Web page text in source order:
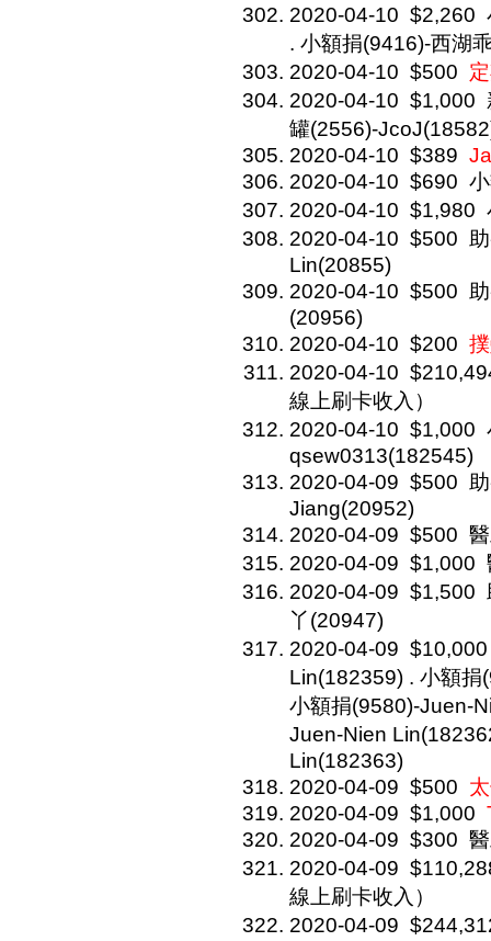
2020-04-10 $2,260
. 小額捐(9416)-西湖
2020-04-10 $500
2020-04-10 $1,000
罐(2556)-
2020-04-10 $389
2020-04-10 $690
2020-04-10 $1,980
2020-04-10 $500
Lin(20855)
2020-04-10 $500
(20956)
2020-04-10 $200
2020-04-10
線上刷卡收入）
2020-04-10 $1,000
qsew0313(182545)
2020-04-09 $500
Jiang(20952)
2020-04-09 $500
2020-04-09 $1,000
2020-04-09 $1,500
丫(20947)
2020-04-09 $10,000
Lin(182359) . 小額
小額捐(9580)-Juen-
Juen-Nien
Lin(182363)
2020-04-09 $500
2020-04-09 $1,000
2020-04-09 $300
2020-04-09
線上刷卡收入）
2020-04-09